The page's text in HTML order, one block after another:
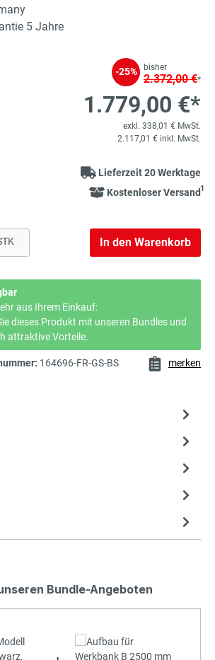
5 Jahre
-25% bisher
2.372,00 €*
1.779,00 €*
exkl. 338,01 € MwSt.
2.117,01 € inkl. MwSt.
Lieferzeit 20 Werktage
Kostenloser Versand1
Gib den gewünschten
In den Warenkorb
aus Ihrem Einkauf:
dieses Produkt mit unseren Bundles und
attraktive Vorteile.
164696-FR-GS-BS merken
Bundle-Angeboten